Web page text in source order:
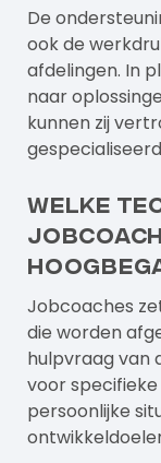
De
ook de
afdelingen. In
naar
kunnen zij
Welke
Jobcoaches
die worden
hulpvraag van
voor
persoonlijke